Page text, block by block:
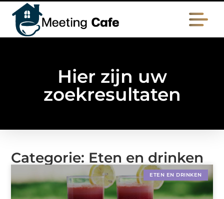
Hier zijn uw
zoekresultaten
Categorie: Eten en drinken
ETEN EN DRINKEN